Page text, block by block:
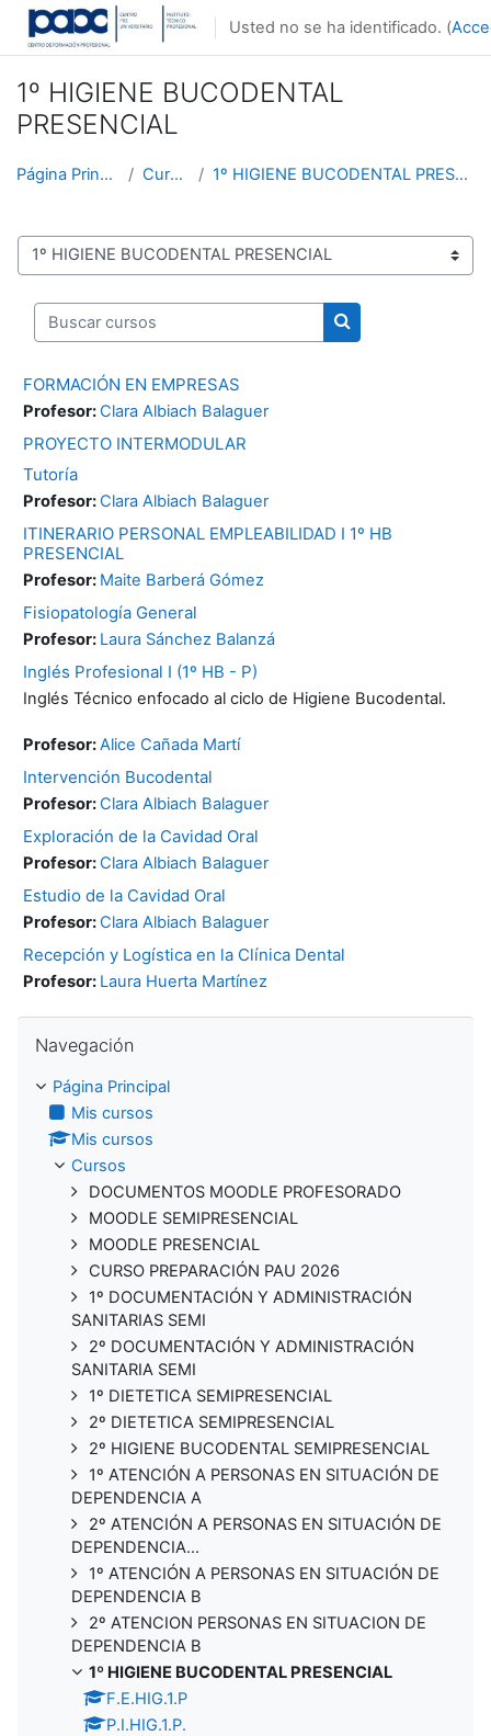
Salta al contenido principal
Usted no se ha identificado. (
1º HIGIENE BUCODENTAL
PRESENCIAL
Página Principal Cursos 1º HIGIENE BUCODENTAL PRESENCIAL
Categorías
Buscar cursos
Buscar cursos
FORMACIÓN EN EMPRESAS
Profesor:Clara Albiach Balaguer
PROYECTO INTERMODULAR
Tutoría
Profesor:Clara Albiach Balaguer
ITINERARIO PERSONAL EMPLEABILIDAD I 1º HB
PRESENCIAL
Profesor: Maite Barberá Gómez
Fisiopatología General
Profesor: Laura Sánchez Balanzá
Inglés Profesional I (1º HB - P)
Inglés Técnico enfocado al ciclo de Higiene Bucodental.
Profesor:Alice Cañada Martí
Intervención Bucodental
Profesor:Clara Albiach Balaguer
Exploración de la Cavidad Oral
Profesor:Clara Albiach Balaguer
Estudio de la Cavidad Oral
Profesor:Clara Albiach Balaguer
Recepción y Logística en la Clínica Dental
Profesor: Laura Huerta Martínez
Navegación
Página Principal
Mis cursos
Mis cursos
Cursos
DOCUMENTOS MOODLE PROFESORADO
MOODLE SEMIPRESENCIAL
MOODLE PRESENCIAL
CURSO PREPARACIÓN PAU 2026
1º DOCUMENTACIÓN Y ADMINISTRACIÓN
SANITARIAS SEMI
2º DOCUMENTACIÓN Y ADMINISTRACIÓN
SANITARIA SEMI
1º DIETETICA SEMIPRESENCIAL
2º DIETETICA SEMIPRESENCIAL
2º HIGIENE BUCODENTAL SEMIPRESENCIAL
1º ATENCIÓN A PERSONAS EN SITUACIÓN DE
DEPENDENCIA A
2º ATENCIÓN A PERSONAS EN SITUACIÓN DE
DEPENDENCIA...
1º ATENCIÓN A PERSONAS EN SITUACIÓN DE
DEPENDENCIA B
2º ATENCION PERSONAS EN SITUACION DE
DEPENDENCIA B
1º HIGIENE BUCODENTAL PRESENCIAL
F.E.HIG.1.P
P.I.HIG.1.P.